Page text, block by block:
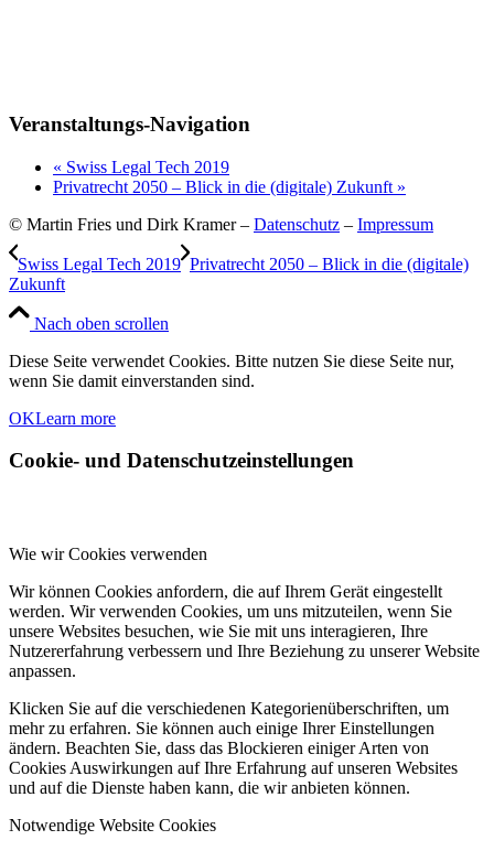
Veranstaltungs-Navigation
« Swiss Legal Tech 2019
Privatrecht 2050 – Blick in die (digitale) Zukunft »
© Martin Fries und Dirk Kramer – Datenschutz – Impressum
Swiss Legal Tech 2019 Privatrecht 2050 – Blick in die (digitale)
Zukunft
Nach oben scrollen
Diese Seite verwendet Cookies. Bitte nutzen Sie diese Seite nur,
wenn Sie damit einverstanden sind.
OKLearn more
Cookie- und Datenschutzeinstellungen
Wie wir Cookies verwenden
Wir können Cookies anfordern, die auf Ihrem Gerät eingestellt
werden. Wir verwenden Cookies, um uns mitzuteilen, wenn Sie
unsere Websites besuchen, wie Sie mit uns interagieren, Ihre
Nutzererfahrung verbessern und Ihre Beziehung zu unserer Website
anpassen.
Klicken Sie auf die verschiedenen Kategorienüberschriften, um
mehr zu erfahren. Sie können auch einige Ihrer Einstellungen
ändern. Beachten Sie, dass das Blockieren einiger Arten von
Cookies Auswirkungen auf Ihre Erfahrung auf unseren Websites
und auf die Dienste haben kann, die wir anbieten können.
Notwendige Website Cookies